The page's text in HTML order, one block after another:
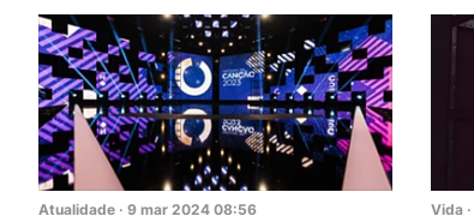
Atualidade · 9 mar 2024 08:56 Vida ·